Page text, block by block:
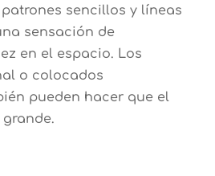
sencillos y líneas
sensación de
en el espacio. Los
o colocados
pueden hacer que el